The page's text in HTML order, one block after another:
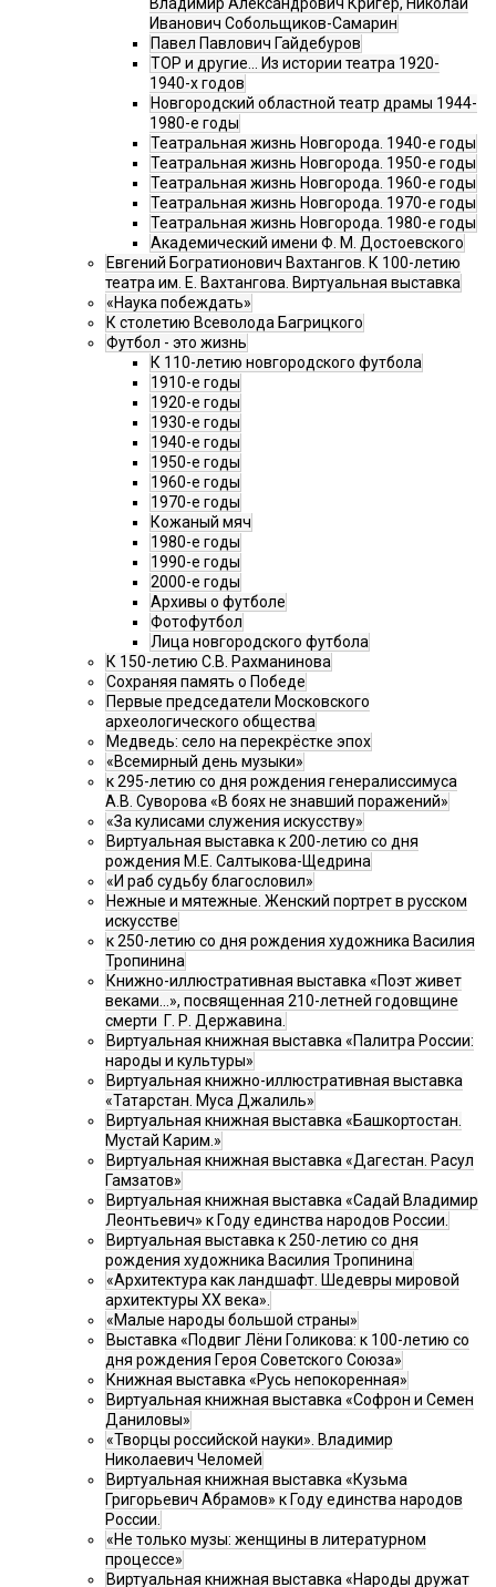
Владимир Александрович Кригер, Николай
Иванович Собольщиков-Самарин
Павел Павлович Гайдебуров
ТОР и другие… Из истории театра 1920-
1940-х годов
Новгородский областной театр драмы 1944-
1980-е годы
Театральная жизнь Новгорода. 1940-е годы
Театральная жизнь Новгорода. 1950-е годы
Театральная жизнь Новгорода. 1960-е годы
Театральная жизнь Новгорода. 1970-е годы
Театральная жизнь Новгорода. 1980-е годы
Академический имени Ф. М. Достоевского
Евгений Богратионович Вахтангов. К 100-летию
театра им. Е. Вахтангова. Виртуальная выставка
«Наука побеждать»
К столетию Всеволода Багрицкого
Футбол - это жизнь
К 110-летию новгородского футбола
1910-е годы
1920-е годы
1930-е годы
1940-е годы
1950-е годы
1960-е годы
1970-е годы
Кожаный мяч
1980-е годы
1990-е годы
2000-е годы
Архивы о футболе
Фотофутбол
Лица новгородского футбола
К 150-летию С.В. Рахманинова
Сохраняя память о Победе
Первые председатели Московского
археологического общества
Медведь: село на перекрёстке эпох
«Всемирный день музыки»
к 295-летию со дня рождения генералиссимуса
А.В. Суворова «В боях не знавший поражений»
«За кулисами служения искусству»
Виртуальная выставка к 200-летию со дня
рождения М.Е. Салтыкова-Щедрина
«И раб судьбу благословил»
Нежные и мятежные. Женский портрет в русском
искусстве
к 250-летию со дня рождения художника Василия
Тропинина
Книжно-иллюстративная выставка «Поэт живет
веками…», посвященная 210-летней годовщине
смерти Г. Р. Державина.
Виртуальная книжная выставка «Палитра России:
народы и культуры»
Виртуальная книжно-иллюстративная выставка
«Татарстан. Муса Джалиль»
Виртуальная книжная выставка «Башкортостан.
Мустай Карим.»
Виртуальная книжная выставка «Дагестан. Расул
Гамзатов»
Виртуальная книжная выставка «Садай Владимир
Леонтьевич» к Году единства народов России.
Виртуальная выставка к 250-летию со дня
рождения художника Василия Тропинина
«Архитектура как ландшафт. Шедевры мировой
архитектуры XX века».
«Малые народы большой страны»
Выставка «Подвиг Лёни Голикова: к 100-летию со
дня рождения Героя Советского Союза»
Книжная выставка «Русь непокоренная»
Виртуальная книжная выставка «Софрон и Семен
Даниловы»
«Творцы российской науки». Владимир
Николаевич Челомей
Виртуальная книжная выставка «Кузьма
Григорьевич Абрамов» к Году единства народов
России.
«Не только музы: женщины в литературном
процессе»
Виртуальная книжная выставка «Народы дружат